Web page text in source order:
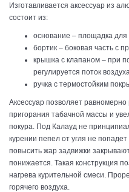
Изготавливается аксессуар из
состоит из:
основание – площадка для
бортик – боковая часть с
крышка с клапаном – при
регулируется поток
ручка с термостойким
Аксессуар позволяет
пригорания табачной массы и
покура. Под Калауд не
курении пепел от угля не
повысить жар задвижки
понижается. Такая конструкция
нагрева курительной смеси.
горячего воздуха.